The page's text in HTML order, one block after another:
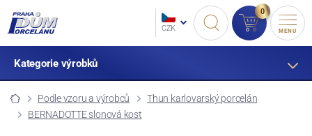
CZK
0
MENU
Kategorie výrobků
Podle vzoru a výrobců
Thun karlovarský porcelán
BERNADOTTE slonová kost